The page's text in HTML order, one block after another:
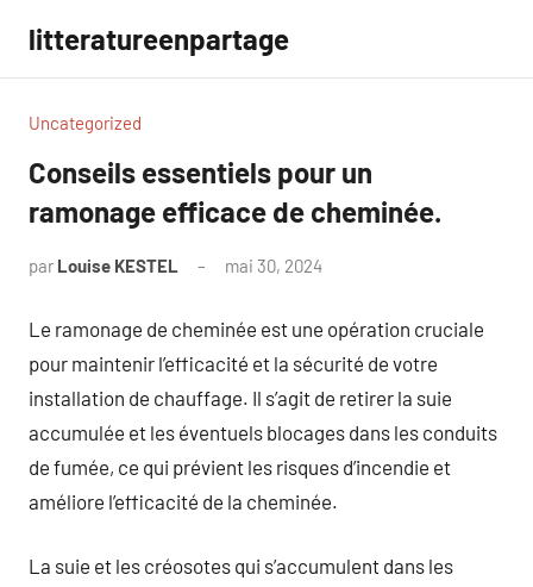
contenu
litteratureenpartage
Uncategorized
Conseils essentiels pour un
ramonage efficace de cheminée.
par Louise KESTEL mai 30, 2024
Le ramonage de cheminée est une opération cruciale
pour maintenir l’efficacité et la sécurité de votre
installation de chauffage. Il s’agit de retirer la suie
accumulée et les éventuels blocages dans les conduits
de fumée, ce qui prévient les risques d’incendie et
améliore l’efficacité de la cheminée.
La suie et les créosotes qui s’accumulent dans les